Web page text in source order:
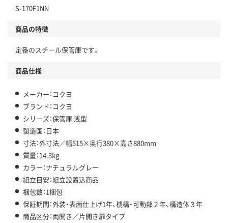
S-170F1NN
商品の特徴
定番のスチール保管庫です。
商品仕様
メーカー：コクヨ
ブランド：コクヨ
シリーズ：保管庫 浅型
製造国：日本
寸法：外寸法／幅515×奥行380×高さ880mm
質量：14.3kg
カラー：ナチュラルグレー
組立目安：組立設置込商品
梱包数：1梱包
保証期間：外装・表面仕上げ1年、機構・可動部２年、構造体３年
商品区分：両開き／片開き扉タイプ